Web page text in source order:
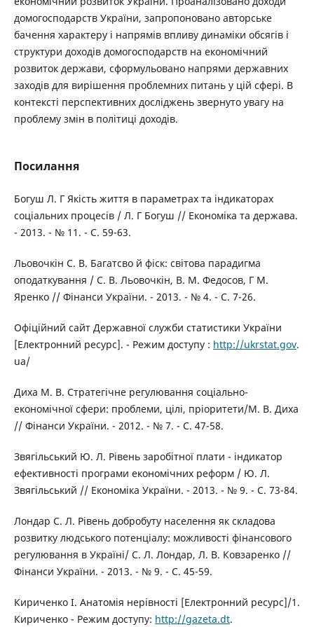
домогосподарств України, запропоновано авторське
бачення характеру і напрямів впливу динаміки обсягів і
структури доходів домогосподарств на економічний
розвиток держави, сформульовано напрями державних
заходів для вирішення проблемних питань у цій сфері. В
контексті перспективних досліджень звернуто увагу на
проблему змін в політиці доходів.
Посилання
Богуш Л. Г Якість життя в параметрах та індикаторах
соціальних процесів / Л. Г Богуш // Економіка та держава.
- 2013. - № 11. - С. 59-63.
Льовочкін С. В. Багатсво й фіск: світова парадигма
оподаткування / С. В. Льовочкін, В. М. Федосов, Г М.
Яренко // Фінанси України. - 2013. - № 4. - С. 7-26.
Офіційний сайт Державної служби статистики України
[Електронний ресурс]. - Режим доступу : http://ukrstat.gov.
ua/
Диха М. В. Стратегічне регулювання соціально-
економічної сфери: проблеми, цілі, пріоритети/М. В. Диха
// Фінанси України. - 2012. - № 7. - С. 47-58.
Звягільський Ю. Л. Рівень заробітної плати - індикатор
ефективності програми економічних реформ / Ю. Л.
Звягільський // Економіка України. - 2013. - № 9. - С. 73-84.
Лондар С. Л. Рівень добробуту населення як складова
розвитку людського потенціалу: можливості фінансового
регулювання в Україні/ С. Л. Лондар, Л. В. Ковзаренко //
Фінанси України. - 2013. - № 9. - С. 45-59.
Кириченко І. Анатомія нерівності [Електронний ресурс]/1.
Кириченко - Режим доступу: http://gazeta.dt.